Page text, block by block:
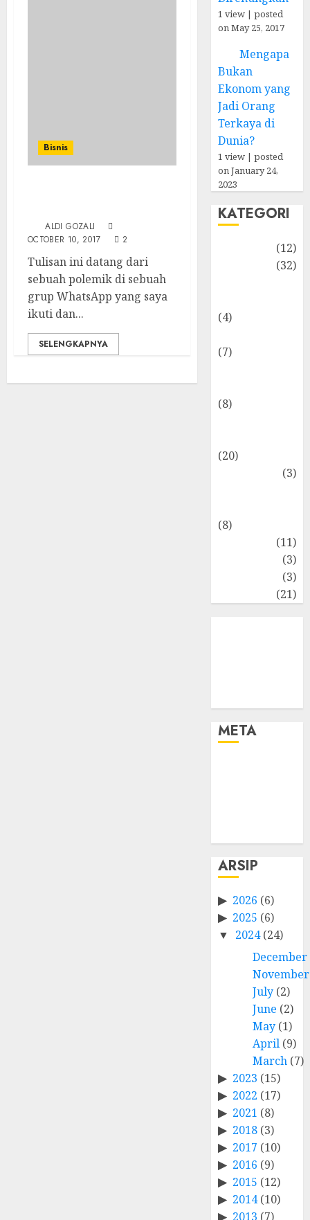
Bisnis
ALDI GOZALI
OCTOBER 10, 2017
2
Tulisan ini datang dari
sebuah polemik di sebuah
grup WhatsApp yang saya
ikuti dan...
SELENGKAPNYA
1 view |posted
on May 25, 2017
Mengapa
Bukan
Ekonom yang
Jadi Orang
Terkaya di
Dunia?
1 view |posted
on January 24,
2023
KATEGORI
(12)
(32)
(4)
(7)
(8)
(20)
(3)
(8)
(11)
(3)
(3)
(21)
META
ARSIP
2026 (6)
2025 (6)
2024(24)
December
November
July (2)
June (2)
May (1)
April (9)
March (7)
2023 (15)
2022 (17)
2021 (8)
2018 (3)
2017 (10)
2016 (9)
2015 (12)
2014(10)
2013 (7)